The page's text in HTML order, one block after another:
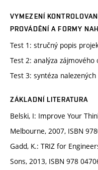
VYMEZENÍ
PROVÁDĚNÍ A FORMY
Test 1: stručný popis
Test 2: analýza
Test 3: syntéza
ZÁKLADNÍ LITERATURA
Belski, I: Improve Your
Melbourne, 2007, ISBN
Gadd, K.: TRIZ for
Sons, 2013, ISBN 978